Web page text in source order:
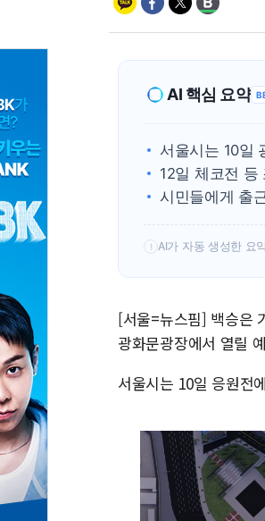
AI 핵심 요약
서울시는 10일
12일 체코전 등
시민들에게 출
! AI가 자동 생성한 요
[서울=뉴스핌] 백승은
광화문광장에서 열릴
서울시는 10일 응원전